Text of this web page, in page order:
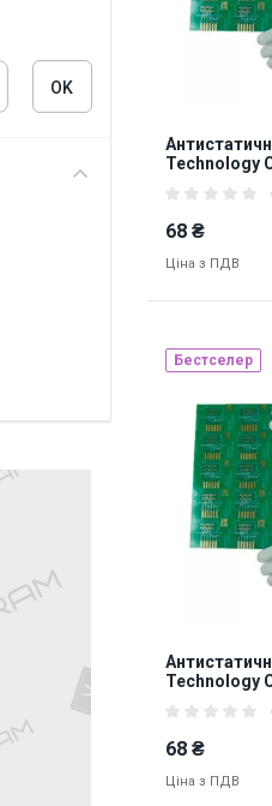
Technology
пальців
68 ₴
Ціна з ПДВ
Наявність на
870279
Бестселер
Technology
пальців
68 ₴
Ціна з ПДВ
OK